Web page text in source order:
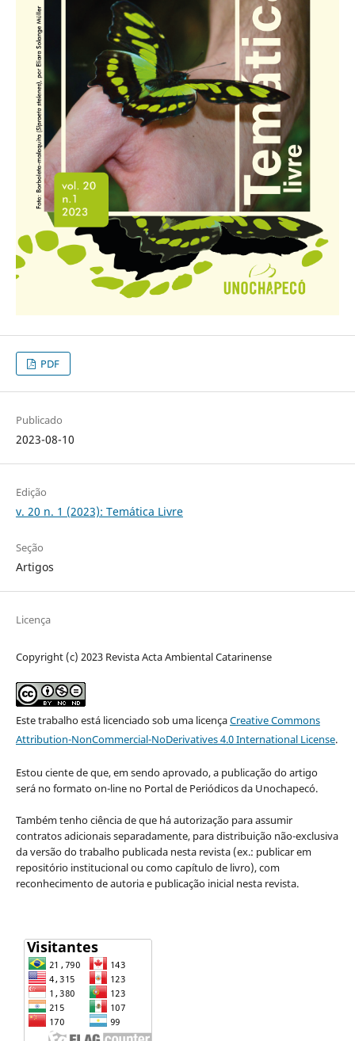
PDF
Publicado
2023-08-10
Edição
v. 20 n. 1 (2023): Temática Livre
Seção
Artigos
Licença
Copyright (c) 2023 Revista Acta Ambiental Catarinense
Este trabalho está licenciado sob uma licençaCreative Commons
Attribution-NonCommercial-NoDerivatives 4.0 International License.
Estou ciente de que, em sendo aprovado, a publicação do artigo
será no formato on-line no Portal de Periódicos da Unochapecó.
Também tenho ciência de que há autorização para assumir
contratos adicionais separadamente, para distribuição não-exclusiva
da versão do trabalho publicada nesta revista (ex.: publicar em
repositório institucional ou como capítulo de livro), com
reconhecimento de autoria e publicação inicial nesta revista.